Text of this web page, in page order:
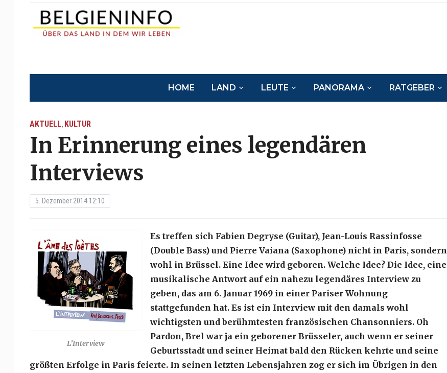
HOME LAND LEUTE PANORAMA RATGEBER
AKTUELL, KULTUR
In Erinnerung eines legendären
Interviews
5. Dezember 2014 12:10
L’Interview
Es treffen sich Fabien Degryse (Guitar), Jean-Louis Rassinfosse
(Double Bass) und Pierre Vaiana (Saxophone) nicht in Paris, sondern
wohl in Brüssel. Eine Idee wird geboren. Welche Idee? Die Idee, eine
musikalische Antwort auf ein nahezu legendäres Interview zu
geben, das am 6. Januar 1969 in einer Pariser Wohnung
stattgefunden hat. Es ist ein Interview mit den damals wohl
wichtigsten und berühmtesten französischen Chansonniers. Oh
Pardon, Brel war ja ein geborener Brüsseler, auch wenn er seiner
Geburtsstadt und seiner Heimat bald den Rücken kehrte und seine
größten Erfolge in Paris feierte. In seinen letzten Lebensjahren zog er sich im Übrigen in den